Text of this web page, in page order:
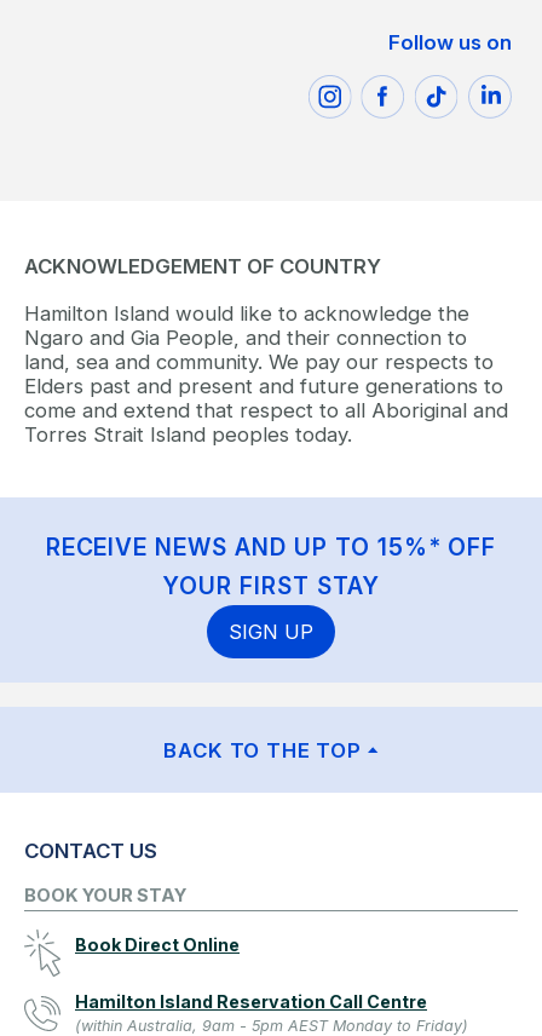
Follow us on
ACKNOWLEDGEMENT OF COUNTRY
Hamilton Island would like to acknowledge the
Ngaro and Gia People, and their connection to
land, sea and community. We pay our respects to
Elders past and present and future generations to
come and extend that respect to all Aboriginal and
Torres Strait Island peoples today.
RECEIVE NEWS AND UP TO 15%* OFF
YOUR FIRST STAY
SIGN UP
BACK TO THE TOP
CONTACT US
BOOK YOUR STAY
Book Direct Online
Hamilton Island Reservation Call Centre
(within Australia, 9am - 5pm AEST Monday to Friday)